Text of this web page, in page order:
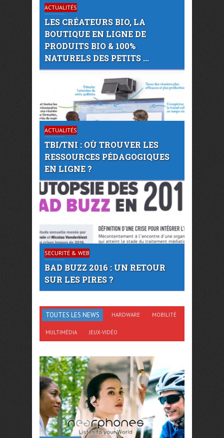
ACTUALITÉS
LES CRÉATEURS BIO, LA
BOUTIQUE EN LIGNE DE
PRODUITS BIO & 100%
NATURELS DES PETITS ...
ACTUALITÉS
TBI/TNI : OÙ TROUVER LES
RESSOURCES PÉDAGOGIQUES
EN LIGNE ?
SECURITÉ & WEB
BAD BUZZ 2016 : UN RETOUR
SUR LES PIRES ?
TOUTES LES NEWS HARDWARE MOBILITÉ
MULTIMÉDIA JEUX-VIDÉO